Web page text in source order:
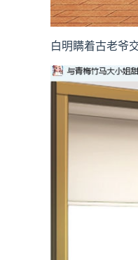
白明瞒着古老爷